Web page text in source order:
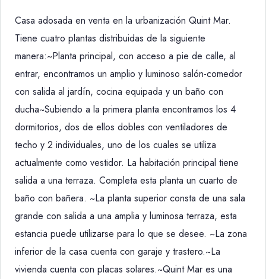
Casa adosada en venta en la urbanización Quint Mar.
Tiene cuatro plantas distribuidas de la siguiente
manera:~Planta principal, con acceso a pie de calle, al
entrar, encontramos un amplio y luminoso salón-comedor
con salida al jardín, cocina equipada y un baño con
ducha~Subiendo a la primera planta encontramos los 4
dormitorios, dos de ellos dobles con ventiladores de
techo y 2 individuales, uno de los cuales se utiliza
actualmente como vestidor. La habitación principal tiene
salida a una terraza. Completa esta planta un cuarto de
baño con bañera. ~La planta superior consta de una sala
grande con salida a una amplia y luminosa terraza, esta
estancia puede utilizarse para lo que se desee. ~La zona
inferior de la casa cuenta con garaje y trastero.~La
vivienda cuenta con placas solares.~Quint Mar es una